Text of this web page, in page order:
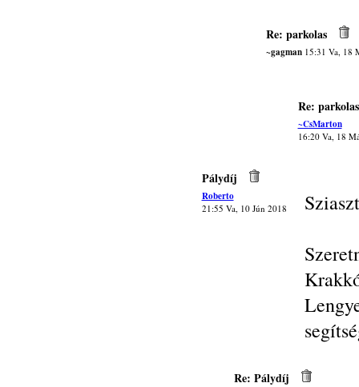
Re: parkolas
~gagman15:31 Va, 18
Re: parkolas
~CsMarton
16:20 Va, 18
Pálydíj
Roberto
21:55 Va, 10 Jún 2018
Re: Pálydíj